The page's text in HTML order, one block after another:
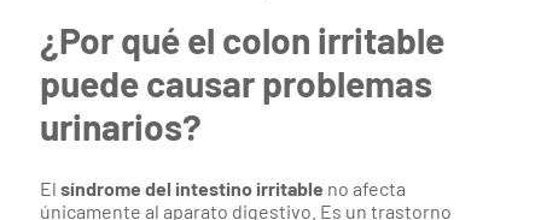
¿Por qué el colon irritable
puede causar problemas
urinarios?
El síndrome del intestino irritable no afecta
únicamente al aparato digestivo. Es un trastorno